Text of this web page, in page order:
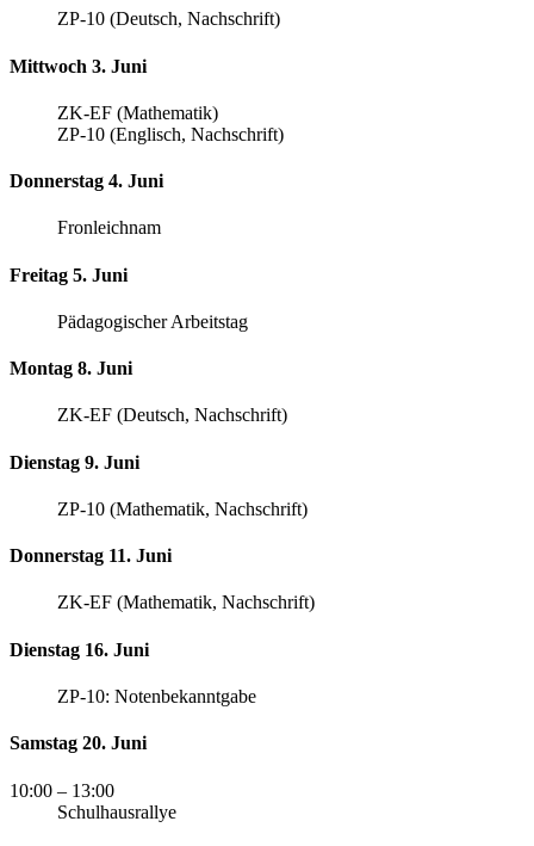
ZP-10 (Deutsch, Nachschrift)
Mittwoch 3. Juni
ZK-EF (Mathematik)
ZP-10 (Englisch, Nachschrift)
Donnerstag 4. Juni
Fronleichnam
Freitag 5. Juni
Pädagogischer Arbeitstag
Montag 8. Juni
ZK-EF (Deutsch, Nachschrift)
Dienstag 9. Juni
ZP-10 (Mathematik, Nachschrift)
Donnerstag 11. Juni
ZK-EF (Mathematik, Nachschrift)
Dienstag 16. Juni
ZP-10: Notenbekanntgabe
Samstag 20. Juni
10:00 – 13:00
Schulhausrallye